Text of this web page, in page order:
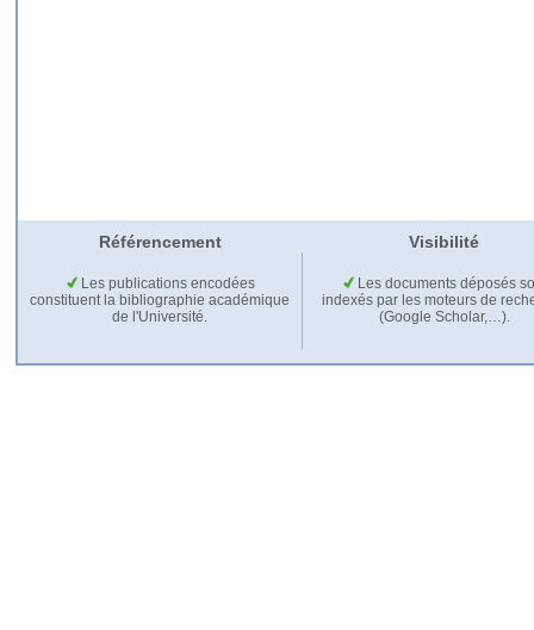
Référencement Visibilité
Les publications encodées
constituent la bibliographie académique
de l'Université.
Les documents déposés
indexés par les moteurs de
(Google Scholar,…).